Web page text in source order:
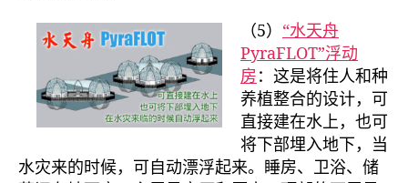
（5） “水天舟
PyraFLOT”浮动
房：这是将住人和种
养植整合的设计，可
直接建在水上，也可
将下部埋入地下，当
水灾来的时候，可自动漂浮起来。睡房、卫浴、储